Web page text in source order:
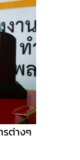
รต่างๆ